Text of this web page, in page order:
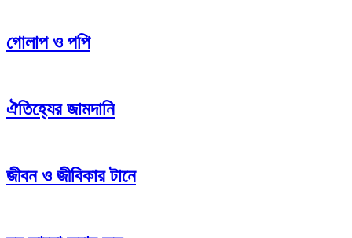
গোলাপ ও পপি
ঐতিহ্যের জামদানি
জীবন ও জীবিকার টানে